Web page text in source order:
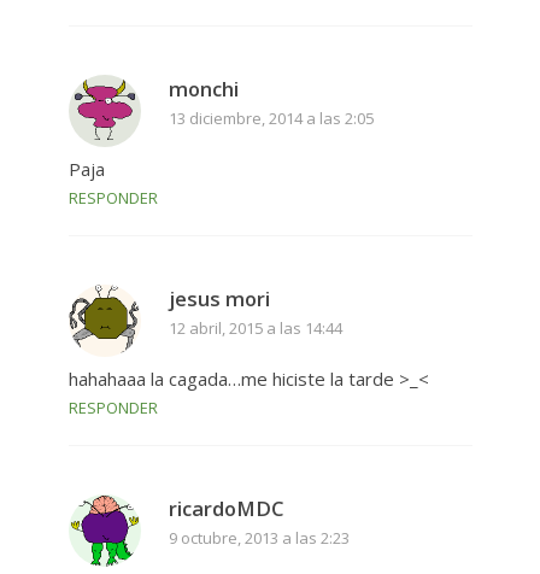
monchi
13 diciembre, 2014 a las 2:05
Paja
RESPONDER
jesus mori
12 abril, 2015 a las 14:44
hahahaaa la cagada…me hiciste la tarde >_<
RESPONDER
ricardoMDC
9 octubre, 2013 a las 2:23